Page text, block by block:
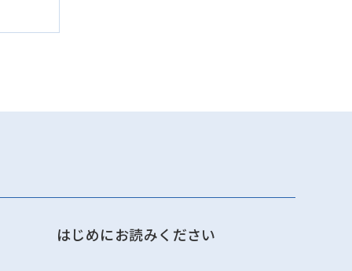
はじめにお読みください